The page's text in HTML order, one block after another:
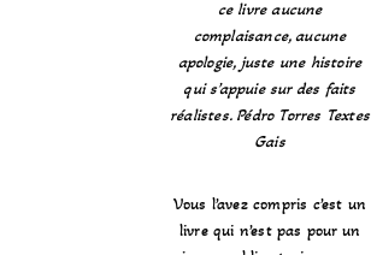
ce livre aucune
complaisance, aucune
apologie, juste une histoire
qui s’appuie sur des faits
réalistes. Pédro Torres Textes
Gais
Vous l’avez compris c’est un
livre qui n’est pas pour un